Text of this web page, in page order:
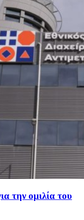
την ομιλία του